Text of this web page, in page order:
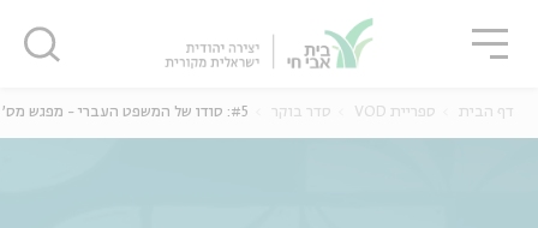
דף הבית ספריית VOD סדר בוקר #5: סודו של המשפט העברי - מפגש מס' 5
סגור